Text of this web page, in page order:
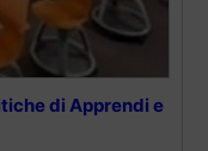
di Apprendi e